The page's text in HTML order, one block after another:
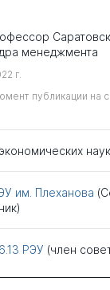
менеджмента
г.
публикации на
наук
им. Плеханова
РЭУ (член